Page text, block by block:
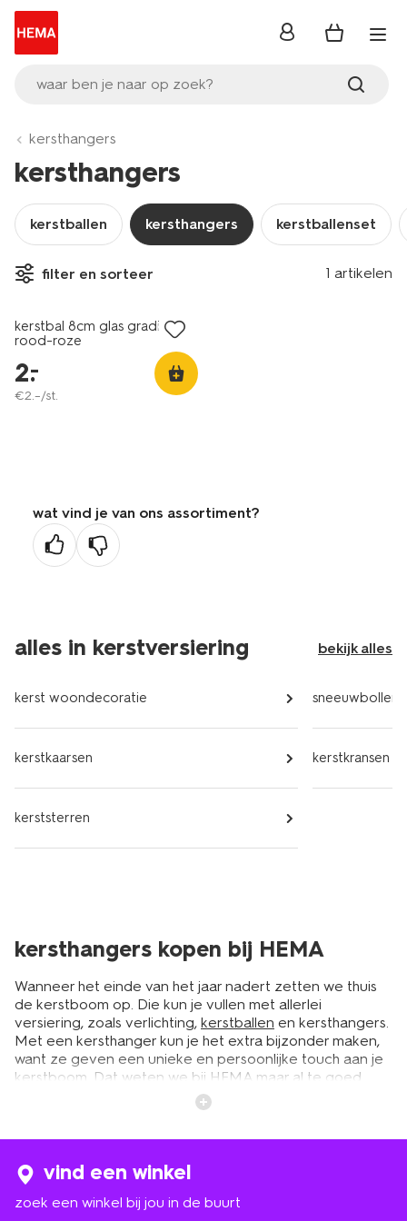
waar ben je naar op zoek?
inloggen
kersthangers
kersthangers
kerstballen kersthangers kerstballenset
filter en sorteer 1 artikelen
laag geprijsd
kerstbal 8cm glas gradient
rood-roze
2.
–
€2.–/st.
wat vind je van ons assortiment?
alles in kerstversiering bekijk alles
kerst woondecoratie
kerstkaarsen
kerststerren
sneeuwbollen
kerstkransen
kersthangers kopen bij HEMA
Wanneer het einde van het jaar nadert zetten we thuis
de kerstboom op. Die kun je vullen met allerlei
versiering, zoals verlichting, kerstballen en kersthangers.
Met een kersthanger kun je het extra bijzonder maken,
want ze geven een unieke en persoonlijke touch aan je
kerstboom. Dat weten we bij HEMA maar al te goed.
Daarom kun je ze bij ons in verschillende soorten,
materialen en kleuren kopen. Zo vind je altijd een hanger
gelijk feestelijk in metkerst inpakpapier
vind een winkel
zoek een winkel bij jou in de buurt